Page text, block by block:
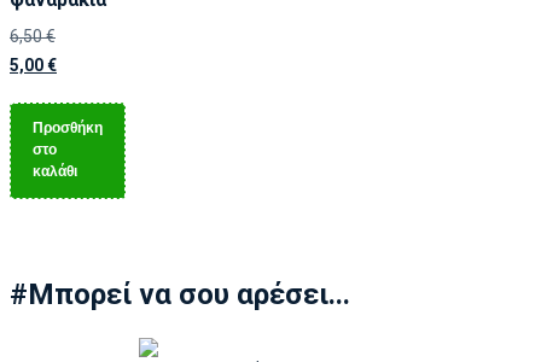
6,50€
5,00€
Προσθήκη
στο
καλάθι
#Μπορεί να σου αρέσει...